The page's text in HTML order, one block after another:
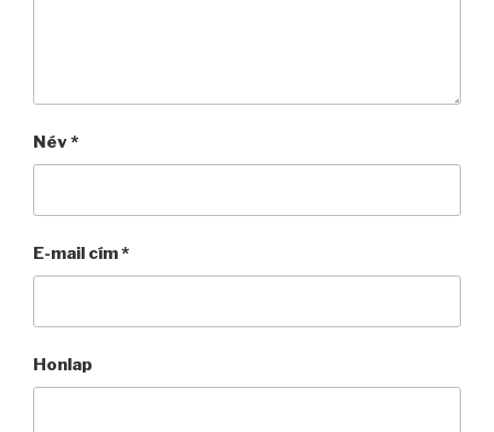
Név*
E-mail cím*
Honlap